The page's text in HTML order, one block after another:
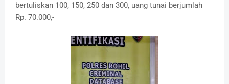
bertuliskan 100, 150, 250 dan 300, uang tunai berjumlah
Rp. 70.000,-